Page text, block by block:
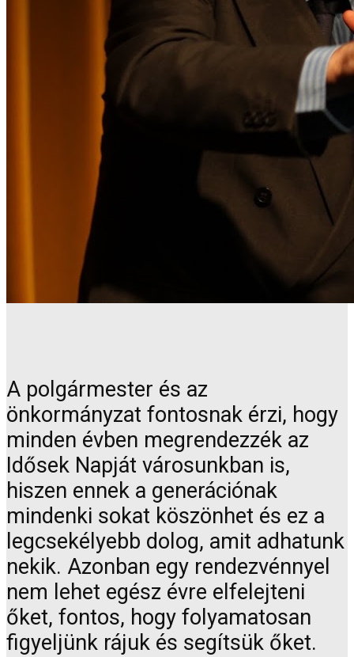
A polgármester és az
önkormányzat fontosnak érzi, hogy
minden évben megrendezzék az
Idősek Napját városunkban is,
hiszen ennek a generációnak
mindenki sokat köszönhet és ez a
legcsekélyebb dolog, amit adhatunk
nekik. Azonban egy rendezvénnyel
nem lehet egész évre elfelejteni
őket, fontos, hogy folyamatosan
figyeljünk rájuk és segítsük őket.